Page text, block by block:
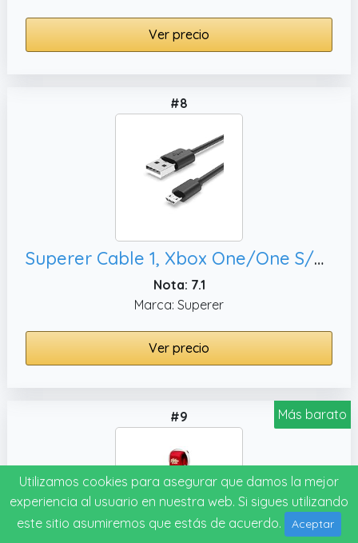
Ver precio
#8
Superer Cable 1, Xbox One/One S/X/Elite Accesorios Cargador
Nota: 7.1
Marca: Superer
Ver precio
Más barato
#9
Utilizamos cookies para asegurar que damos la mejor
experiencia al usuario en nuestra web. Si sigues utilizando
este sitio asumiremos que estás de acuerdo.
Aceptar